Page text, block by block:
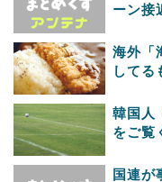
ーン接
海外「
してる
韓国人
をご覧
国連が